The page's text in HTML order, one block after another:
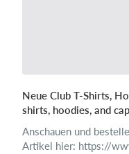
Neue Club T-Shirts,
shirts, hoodies, and
Anschauen und
Artikel hier: https://